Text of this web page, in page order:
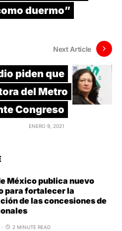
duermo”
Next Article
piden que
del Metro
Congreso
ENERO 9, 2021
México publica nuevo
para fortalecer la
de las concesiones de
2 MINUTE READ